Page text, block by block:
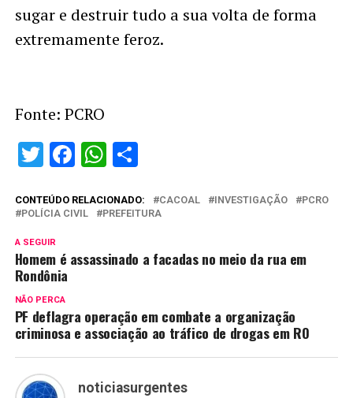
sugar e destruir tudo a sua volta de forma
extremamente feroz.
Fonte: PCRO
Twitter
Facebook
WhatsApp
Share
CONTEÚDO RELACIONADO: CACOAL INVESTIGAÇÃO
PCRO
POLÍCIA CIVIL
PREFEITURA
A SEGUIR
Homem é assassinado a facadas no meio da rua em
Rondônia
NÃO PERCA
PF deflagra operação em combate a organização
criminosa e associação ao tráfico de drogas em RO
noticiasurgentes